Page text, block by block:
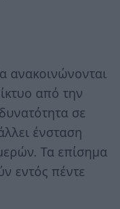
ανακοινώνονται
από την
σε
ένσταση
Τα επίσημα
εντός πέντε